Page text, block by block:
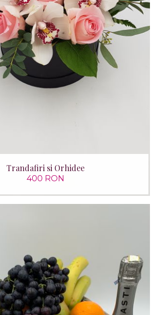
Trandafiri si Orhidee
400 RON